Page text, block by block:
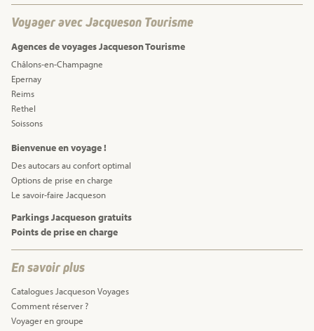
Voyager avec Jacqueson Tourisme
Agences de voyages Jacqueson Tourisme
Châlons-en-Champagne
Epernay
Reims
Rethel
Soissons
Bienvenue en voyage !
Des autocars au confort optimal
Options de prise en charge
Le savoir-faire Jacqueson
Parkings Jacqueson gratuits
Points de prise en charge
En savoir plus
Catalogues Jacqueson Voyages
Comment réserver ?
Voyager en groupe